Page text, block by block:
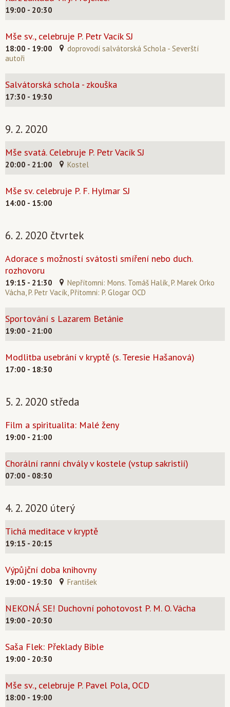
19:00 - 20:30
Mše sv., celebruje P. Petr Vacík SJ
18:00 - 19:00
doprovodí salvátorská Schola - Severští
autoři
Salvátorská schola - zkouška
17:30 - 19:30
9. 2. 2020
Mše svatá. Celebruje P. Petr Vacík SJ
20:00 - 21:00 Kostel
Mše sv. celebruje P. F. Hylmar SJ
14:00 - 15:00
6. 2. 2020 čtvrtek
Adorace s možností svátosti smíření nebo duch.
rozhovoru
19:15 - 21:30
Nepřítomni: Mons. Tomáš Halík, P. Marek Orko
Vácha, P. Petr Vacík, Přítomni: P. Glogar OCD
Sportování s Lazarem Betánie
19:00 - 21:00
Modlitba usebrání v kryptě (s. Teresie Hašanová)
17:00 - 18:30
5. 2. 2020 středa
Film a spiritualita: Malé ženy
19:00 - 21:00
Chorální ranní chvály v kostele (vstup sakristií)
07:00 - 08:30
4. 2. 2020 úterý
Tichá meditace v kryptě
19:15 - 20:15
Výpůjční doba knihovny
19:00 - 19:30 František
NEKONÁ SE! Duchovní pohotovost P. M. O. Vácha
19:00 - 20:30
Saša Flek: Překlady Bible
19:00 - 20:30
Mše sv., celebruje P. Pavel Pola, OCD
18:00 - 19:00